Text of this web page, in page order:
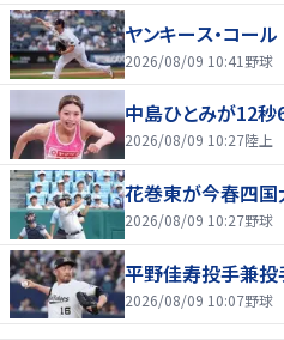
ヤンキース・コー
2026/08/09 10:41 野球
中島ひとみが12
2026/08/09 10:27陸上
花巻東が今春四
2026/08/09 10:27野球
平野佳寿投手兼
2026/08/09 10:07野球